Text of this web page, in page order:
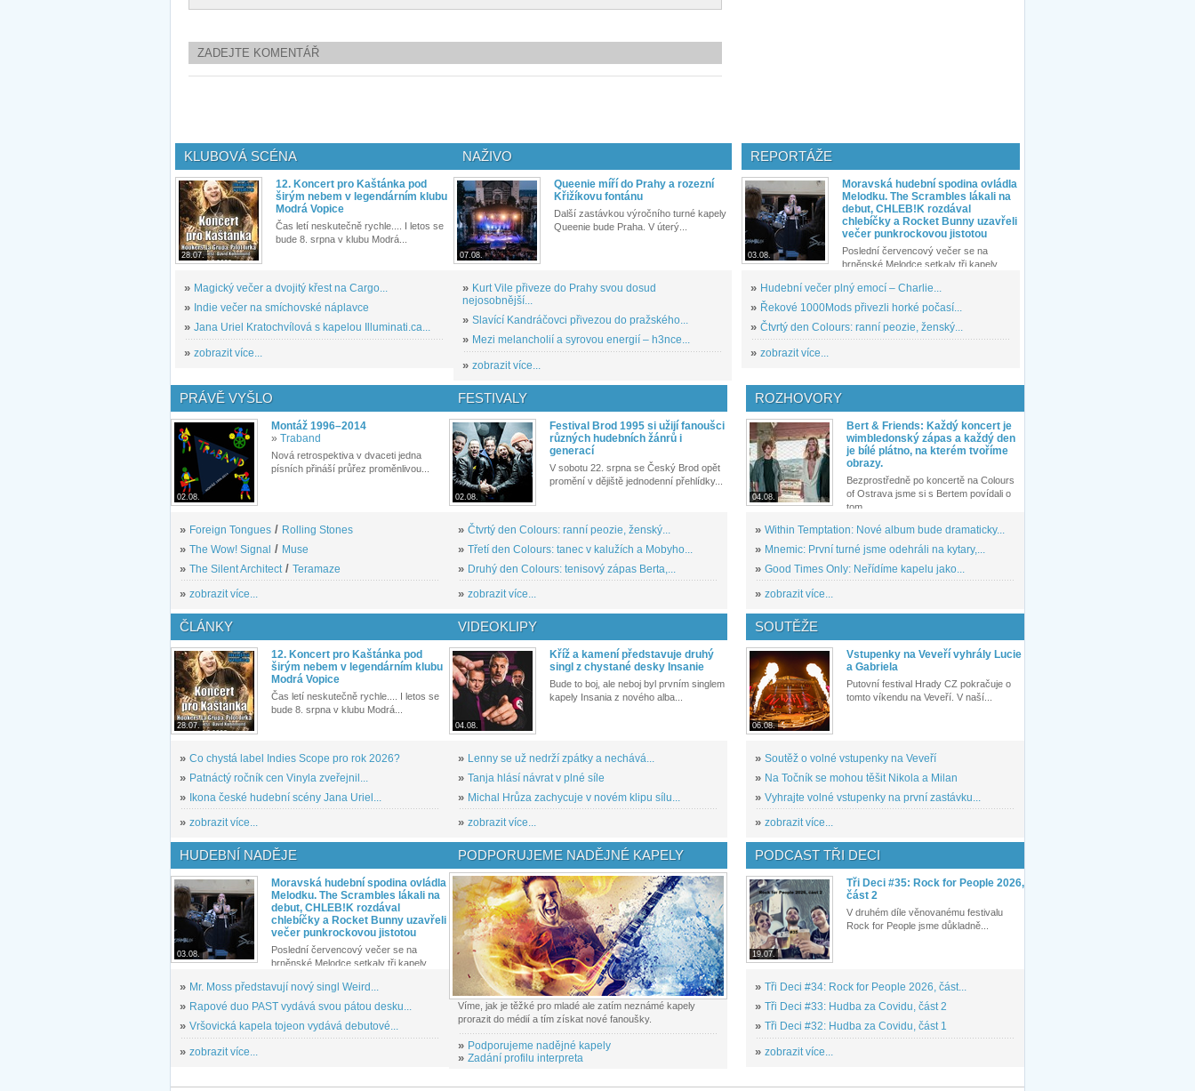
ZADEJTE KOMENTÁŘ
KLUBOVÁ SCÉNA
28.07.
12. Koncert pro Kaštánka pod
širým nebem v legendárním klubu
Modrá Vopice
Čas letí neskutečně rychle.... I letos se
bude 8. srpna v klubu Modrá...
» Magický večer a dvojitý křest na Cargo...
» Indie večer na smíchovské náplavce
» Jana Uriel Kratochvílová s kapelou Illuminati.ca...
» zobrazit více...
NAŽIVO
07.08.
Queenie míří do Prahy a rozezní
Křižíkovu fontánu
Další zastávkou výročního turné kapely
Queenie bude Praha. V úterý...
» Kurt Vile přiveze do Prahy svou dosud
nejosobnější...
» Slavící Kandráčovci přivezou do pražského...
» Mezi melancholií a syrovou energií – h3nce...
» zobrazit více...
REPORTÁŽE
03.08.
Moravská hudební spodina ovládla
Melodku. The Scrambles lákali na
debut, CHLEB!K rozdával
chlebíčky a Rocket Bunny uzavřeli
večer punkrockovou jistotou
Poslední červencový večer se na
brněnské Melodce setkaly tři kapely...
» Hudební večer plný emocí – Charlie...
» Řekové 1000Mods přivezli horké počasí...
» Čtvrtý den Colours: ranní peozie, ženský...
» zobrazit více...
PRÁVĚ VYŠLO
02.08.
Montáž 1996–2014
» Traband
Nová retrospektiva v dvaceti jedna
písních přináší průřez proměnlivou...
» Foreign Tongues / Rolling Stones
» The Wow! Signal / Muse
» The Silent Architect / Teramaze
» zobrazit více...
FESTIVALY
02.08.
Festival Brod 1995 si užijí fanoušci
různých hudebních žánrů i
generací
V sobotu 22. srpna se Český Brod opět
promění v dějiště jednodenní přehlídky...
» Čtvrtý den Colours: ranní peozie, ženský...
» Třetí den Colours: tanec v kalužích a Mobyho...
» Druhý den Colours: tenisový zápas Berta,...
» zobrazit více...
ROZHOVORY
04.08.
Bert & Friends: Každý koncert je
wimbledonský zápas a každý den
je bílé plátno, na kterém tvoříme
obrazy.
Bezprostředně po koncertě na Colours
of Ostrava jsme si s Bertem povídali o
tom,...
» Within Temptation: Nové album bude dramaticky...
» Mnemic: První turné jsme odehráli na kytary,...
» Good Times Only: Neřídíme kapelu jako...
» zobrazit více...
ČLÁNKY
28.07.
12. Koncert pro Kaštánka pod
širým nebem v legendárním klubu
Modrá Vopice
Čas letí neskutečně rychle.... I letos se
bude 8. srpna v klubu Modrá...
» Co chystá label Indies Scope pro rok 2026?
» Patnáctý ročník cen Vinyla zveřejnil...
»
Ikona české hudební scény Jana Uriel...
» zobrazit více...
VIDEOKLIPY
04.08.
Kříž a kamení představuje druhý
singl z chystané desky Insanie
Bude to boj, ale neboj byl prvním singlem
kapely Insania z nového alba...
» Lenny se už nedrží zpátky a nechává...
» Tanja hlásí návrat v plné síle
» Michal Hrůza zachycuje v novém klipu sílu...
» zobrazit více...
SOUTĚŽE
06.08.
Vstupenky na Veveří vyhrály Lucie
a Gabriela
Putovní festival Hrady CZ pokračuje o
tomto víkendu na Veveří. V naší...
» Soutěž o volné vstupenky na Veveří
» Na Točník se mohou těšit Nikola a Milan
» Vyhrajte volné vstupenky na první zastávku...
» zobrazit více...
HUDEBNÍ NADĚJE
03.08.
Moravská hudební spodina ovládla
Melodku. The Scrambles lákali na
debut, CHLEB!K rozdával
chlebíčky a Rocket Bunny uzavřeli
večer punkrockovou jistotou
Poslední červencový večer se na
brněnské Melodce setkaly tři kapely...
» Mr. Moss představují nový singl Weird...
» Rapové duo PAST vydává svou pátou desku...
» Vršovická kapela tojeon vydává debutové...
» zobrazit více...
PODPORUJEME NADĚJNÉ KAPELY
Víme, jak je těžké pro mladé ale zatím neznámé kapely
prorazit do médií a tím získat nové fanoušky.
» Podporujeme nadějné kapely
» Zadání profilu interpreta
PODCAST TŘI DECI
19.07.
Tři Deci #35: Rock for People 2026,
část 2
V druhém díle věnovanému festivalu
Rock for People jsme důkladně...
» Tři Deci #34: Rock for People 2026, část...
» Tři Deci #33: Hudba za Covidu, část 2
» Tři Deci #32: Hudba za Covidu, část 1
» zobrazit více...